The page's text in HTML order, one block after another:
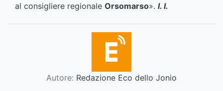
al consigliere regionale Orsomarso». l. l.
Autore: Redazione Eco dello Jonio